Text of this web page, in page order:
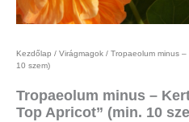
Kezdőlap / Virágmagok / Tropaeolum minus –
10 szem)
Tropaeolum minus –
Top Apricot” (min. 10